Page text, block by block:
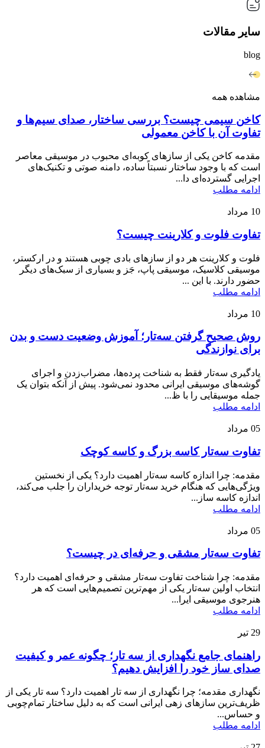
سایر مقالات
blog
مشاهده همه
کاخن سیمی چیست؟ بررسی ساختار، صدای سیم‌ها و
تفاوت آن با کاخن معمولی
مقدمه کاخن یکی از سازهای کوبه‌ای محبوب در موسیقی معاصر
است که با وجود ساختار نسبتاً ساده، دامنه صوتی و تکنیک‌های
اجرایی گسترده‌ای دا...
ادامه مطلب
10 مرداد
تفاوت فلوت و کلارینت چیست؟
فلوت و کلارینت هر دو از سازهای بادی چوبی هستند و در ارکستر،
موسیقی کلاسیک، موسیقی پاپ، جَز و بسیاری از سبک‌های دیگر
حضور دارند. با این ...
ادامه مطلب
10 مرداد
روش صحیح گرفتن سه‌تار؛ آموزش وضعیت دست و بدن
برای نوازندگی
یادگیری سه‌تار فقط به شناخت پرده‌ها، مضراب‌زدن و اجرای
گوشه‌های موسیقی ایرانی محدود نمی‌شود. پیش از آنکه بتوان یک
جمله موسیقایی را با ظ...
ادامه مطلب
05 مرداد
تفاوت سه‌تار کاسه بزرگ و کاسه کوچک
مقدمه: چرا اندازه کاسه سه‌تار اهمیت دارد؟ یکی از نخستین
ویژگی‌هایی که هنگام خرید سه‌تار توجه خریداران را جلب می‌کند،
اندازه کاسه ساز...
ادامه مطلب
05 مرداد
تفاوت سه‌تار مشقی و حرفه‌ای در چیست؟
مقدمه: چرا شناخت تفاوت سه‌تار مشقی و حرفه‌ای اهمیت دارد؟
انتخاب اولین سه‌تار یکی از مهم‌ترین تصمیم‌هایی است که هر
هنرجوی موسیقی ایرا...
ادامه مطلب
29 تیر
راهنمای جامع نگهداری از سه تار؛ چگونه عمر و کیفیت
صدای ساز خود را افزایش دهیم؟
نگهداری مقدمه؛ چرا نگهداری از سه تار اهمیت دارد؟ سه تار یکی از
ظریف‌ترین سازهای زهی ایرانی است که به دلیل ساختار تمام‌چوبی
و حساس...
ادامه مطلب